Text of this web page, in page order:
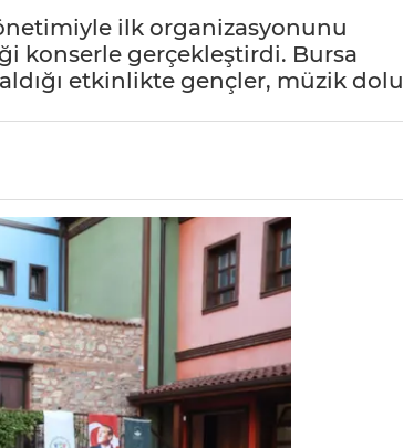
ilk organizasyonunu
konserle gerçekleştirdi. Bursa
etkinlikte gençler, müzik dolu